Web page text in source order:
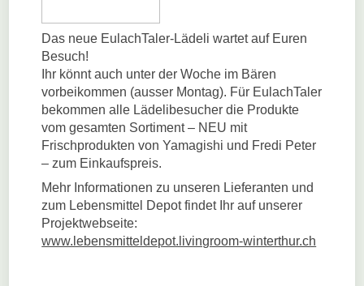
Das neue EulachTaler-Lädeli wartet auf Euren
Besuch!
Ihr könnt auch unter der Woche im Bären
vorbeikommen (ausser Montag). Für EulachTaler
bekommen alle Lädelibesucher die Produkte
vom gesamten Sortiment – NEU mit
Frischprodukten von Yamagishi und Fredi Peter
– zum Einkaufspreis.
Mehr Informationen zu unseren Lieferanten und
zum Lebensmittel Depot findet Ihr auf unserer
Projektwebseite:
www.lebensmitteldepot.livingroom-winterthur.ch